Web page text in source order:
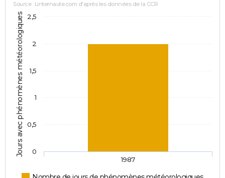
Jours avec phénomènes météorologiques
Source : Linternaute.com d'après les données de la CCR
1987
0
0,5
1
1,5
2
2,5